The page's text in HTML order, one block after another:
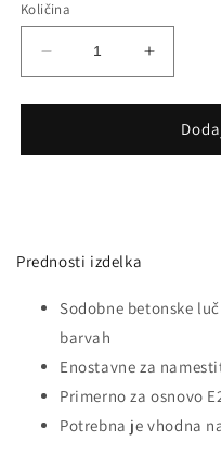
Količina
Pomanjšaš
količino
za
Stropna
Povečaj
količino
za
izdelek
Stropna
Prednosti izdelka
Sodobne betonske
barvah
Enostavne za
Primerno za osnovo
Potrebna je vhodna